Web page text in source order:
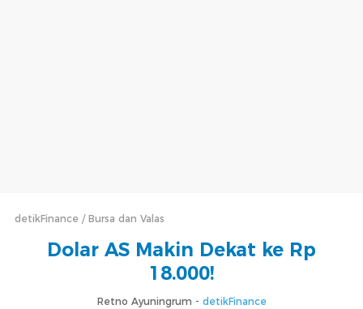
detikFinance Bursa dan Valas
Dolar AS Makin Dekat ke Rp
18.000!
Retno Ayuningrum - detikFinance